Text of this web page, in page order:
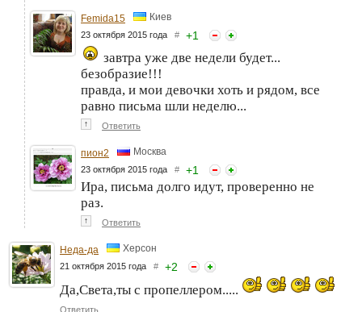
Femida15 Киев
23 октября 2015 года # +1
завтра уже две недели будет...
безобразие!!!
правда, и мои девочки хоть и рядом, все
равно письма шли неделю...
↑ Ответить
пион2 Москва
23 октября 2015 года # +1
Ира, письма долго идут, проверенно не
раз.
↑ Ответить
Неда-да Херсон
21 октября 2015 года # +2
Да,Света,ты с пропеллером.....
Ответить